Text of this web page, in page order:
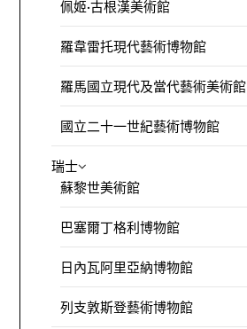
佩姬·古根漢美術館
羅韋雷托現代藝術博物館
羅馬國立現代及當代藝術美術館
國立二十一世紀藝術博物館
瑞士
蘇黎世美術館
巴塞爾丁格利博物館
日內瓦阿里亞納博物館
列支敦斯登藝術博物館